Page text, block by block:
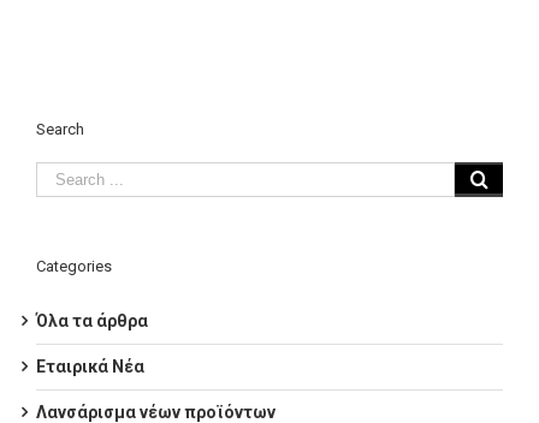
Search
Categories
Όλα τα άρθρα
Εταιρικά Νέα
Λανσάρισμα νέων προϊόντων